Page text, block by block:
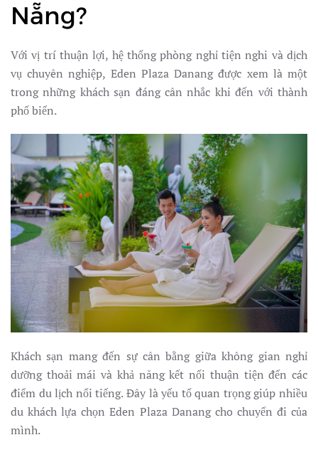
Nẵng?
Với vị trí thuận lợi, hệ thống phòng nghỉ tiện nghi và dịch
vụ chuyên nghiệp, Eden Plaza Danang được xem là một
trong những khách sạn đáng cân nhắc khi đến với thành
phố biển.
Khách sạn mang đến sự cân bằng giữa không gian nghỉ
dưỡng thoải mái và khả năng kết nối thuận tiện đến các
điểm du lịch nổi tiếng. Đây là yếu tố quan trọng giúp nhiều
du khách lựa chọn Eden Plaza Danang cho chuyến đi của
mình.